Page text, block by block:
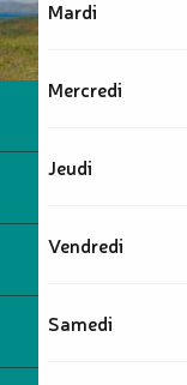
Mardi
Mercredi
Jeudi
Vendredi
Samedi